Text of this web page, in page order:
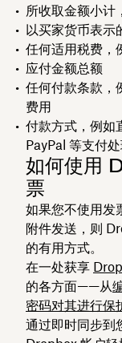
所收取金额小计
以买家货币表示
任何适用税费，
应付金额总额
任何付款条款，
费用
付款方式，例如
PayPal 等支付
如何使用
票
如果您不使用发
附件发送，则
的有用方式。
在一处获享
的各方面——从
密码对其进行保
通过即时同步到